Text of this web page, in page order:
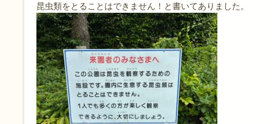
昆虫類をとることはできません！と書いてありました。